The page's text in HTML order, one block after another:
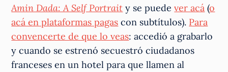
Amin Dada: A Self Portrait y se puedever acá (o
acá en plataformas pagas con subtítulos). Para
convencerte de que lo veas: accedió a grabarlo
y cuando se estrenó secuestró ciudadanos
franceses en un hotel para que llamen al